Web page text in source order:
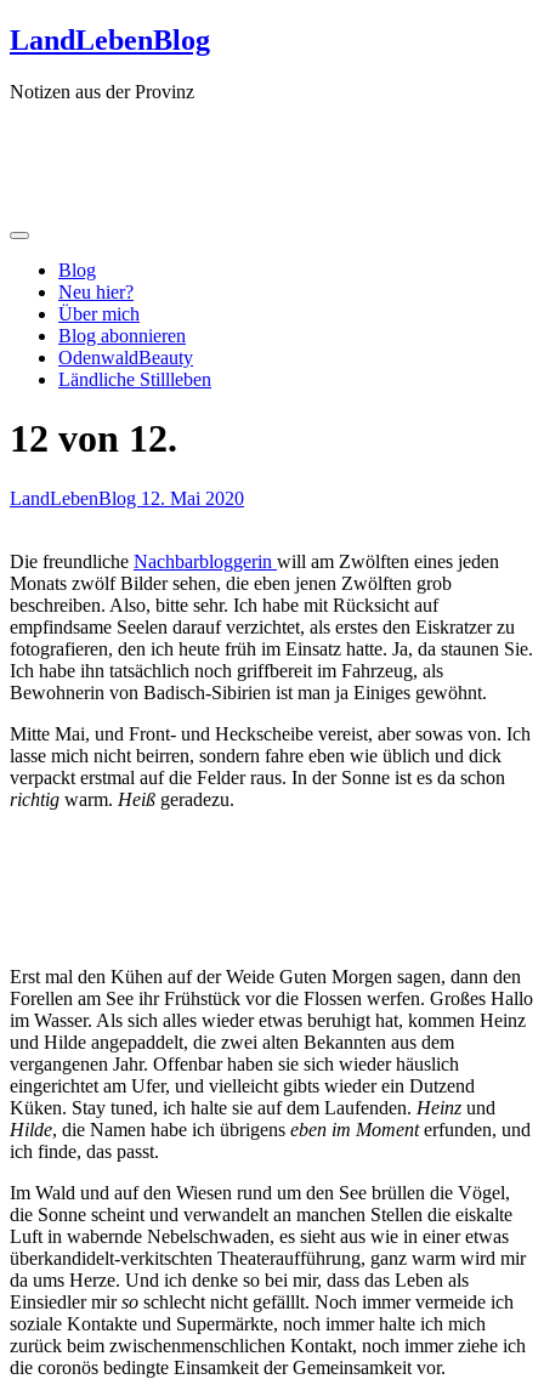
Zum
Inhalt
LandLebenBlog
Notizen aus der Provinz
Blog
Neu hier?
Über mich
Blog abonnieren
OdenwaldBeauty
Ländliche Stillleben
12 von 12.
LandLebenBlog 12. Mai 2020
Die freundliche Nachbarbloggerin will am Zwölften eines jeden
Monats zwölf Bilder sehen, die eben jenen Zwölften grob
beschreiben. Also, bitte sehr. Ich habe mit Rücksicht auf
empfindsame Seelen darauf verzichtet, als erstes den Eiskratzer zu
fotografieren, den ich heute früh im Einsatz hatte. Ja, da staunen Sie.
Ich habe ihn tatsächlich noch griffbereit im Fahrzeug, als
Bewohnerin von Badisch-Sibirien ist man ja Einiges gewöhnt.
Mitte Mai, und Front- und Heckscheibe vereist, aber sowas von. Ich
lasse mich nicht beirren, sondern fahre eben wie üblich und dick
verpackt erstmal auf die Felder raus. In der Sonne ist es da schon
richtig warm. Heiß geradezu.
Erst mal den Kühen auf der Weide Guten Morgen sagen, dann den
Forellen am See ihr Frühstück vor die Flossen werfen. Großes Hallo
im Wasser. Als sich alles wieder etwas beruhigt hat, kommen Heinz
und Hilde angepaddelt, die zwei alten Bekannten aus dem
vergangenen Jahr. Offenbar haben sie sich wieder häuslich
eingerichtet am Ufer, und vielleicht gibts wieder ein Dutzend
Küken. Stay tuned, ich halte sie auf dem Laufenden. Heinz und
Hilde, die Namen habe ich übrigens eben im Momenterfunden, und
ich finde, das passt.
Im Wald und auf den Wiesen rund um den See brüllen die Vögel,
die Sonne scheint und verwandelt an manchen Stellen die eiskalte
Luft in wabernde Nebelschwaden, es sieht aus wie in einer etwas
überkandidelt-verkitschten Theateraufführung, ganz warm wird mir
da ums Herze. Und ich denke so bei mir, dass das Leben als
Einsiedler mirso schlecht nicht gefälllt. Noch immer vermeide ich
soziale Kontakte und Supermärkte, noch immer halte ich mich
zurück beim zwischenmenschlichen Kontakt, noch immer ziehe ich
die coronös bedingte Einsamkeit der Gemeinsamkeit vor.